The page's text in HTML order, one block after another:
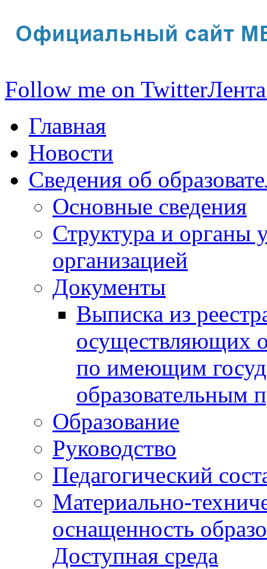
Follow me on Twitter
Главная
Новости
Сведения об
Основные сведения
Структура и органы
организацией
Документы
Выписка из
осуществляющих
по имеющим
образовательным
Образование
Руководство
Педагогический
Материально-
оснащенность
Доступная среда